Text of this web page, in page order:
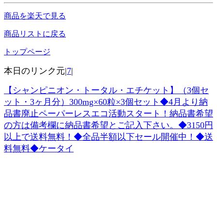
商品を楽天で見る
商品リストに戻る
トップページ
本日のリンク元|7|
【シャンピニオン・トータル・エチケット】（3個セ
ット・3ヶ月分）300mg×60粒×3個セット◆4月より納
品書廃止ペーパーレスエコ活動スタート！納品書希望
の方は備考欄に納品書希望とご記入下さい。◆3150円
以上で送料無料！◆全品半額以下セール開催中！◆送
料無料◆ケータイ